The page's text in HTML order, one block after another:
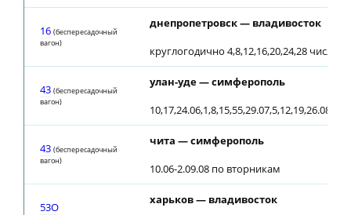
16 (беспересадочный
вагон)
днепропетровск — владивосток
круглогодично 4,8,12,16,20,24,28 числа
43 (беспересадочный
вагон)
улан-уде — симферополь
43 (беспересадочный
вагон)
чита — симферополь
10.06-2.09.08 по вторникам
53О
харьков — владивосток